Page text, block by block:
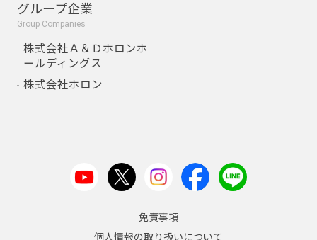
グループ企業
Group Companies
株式会社Ａ＆Ｄホロンホ
ールディングス
株式会社ホロン
免責事項
個人情報の取り扱いについて